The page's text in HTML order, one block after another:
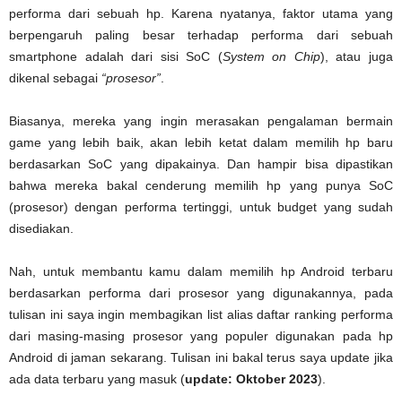
performa dari sebuah hp. Karena nyatanya, faktor utama yang
berpengaruh paling besar terhadap performa dari sebuah
smartphone adalah dari sisi SoC (System on Chip), atau juga
dikenal sebagai “prosesor”
Biasanya, mereka yang ingin merasakan pengalaman bermain
game yang lebih baik, akan lebih ketat dalam memilih hp baru
berdasarkan SoC yang dipakainya. Dan hampir bisa dipastikan
bahwa mereka bakal cenderung memilih hp yang punya SoC
(prosesor) dengan performa tertinggi, untuk budget yang sudah
disediakan.
Nah, untuk membantu kamu dalam memilih hp Android terbaru
berdasarkan performa dari prosesor yang digunakannya, pada
tulisan ini saya ingin membagikan list alias daftar ranking performa
dari masing-masing prosesor yang populer digunakan pada hp
Android di jaman sekarang. Tulisan ini bakal terus saya update jika
ada data terbaru yang masuk (update: Oktober 2023).